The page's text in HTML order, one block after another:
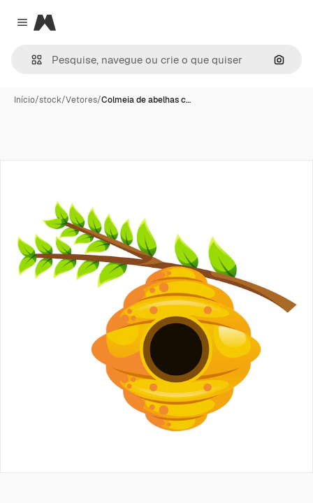
Close menu
Magnific
Início/stock/Vetores/Colmeia de abelhas c…